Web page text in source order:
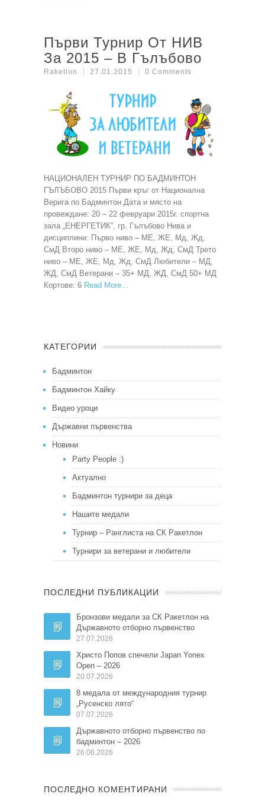
Първи Турнир От НИВ
За 2015 – В Гълъбово
Raketlon 27.01.2015 0 Comments
НАЦИОНАЛЕН ТУРНИР ПО БАДМИНТОН
ГЪЛЪБОВО 2015 Първи кръг от Национална
Верига по Бадминтон Дата и място на
провеждане: 20 – 22 февруари 2015г. спортна
зала „ЕНЕРГЕТИК”, гр. Гълъбово Нива и
дисциплини: Първо ниво – МЕ, ЖЕ, Мд, Жд,
СмД Второ ниво – МЕ, ЖЕ, Мд, Жд, СмД Трето
ниво – МЕ, ЖЕ, Мд, Жд, СмД Любители – МД,
ЖД, СмД Ветерани – 35+ МД, ЖД, СмД 50+ МД
Кортове: 6 Read More
КАТЕГОРИИ
Бадминтон
Бадминтон Хайку
Видео уроци
Държавни първенства
Новини
Party People :)
Актуално
Бадминтон турнири за деца
Нашите медали
Турнир – Ранглиста на СК Ракетлон
Турнири за ветерани и любители
ПОСЛЕДНИ ПУБЛИКАЦИИ
Бронзови медали за СК Ракетлон на
Държавното отборно първенство
27.07.2026
Христо Попов спечели Japan Yonex
Open – 2026
20.07.2026
8 медала от международния турнир
„Русенско лято“
07.07.2026
Държавното отборно първенство по
бадминтон – 2026
26.06.2026
ПОСЛЕДНО КОМЕНТИРАНИ